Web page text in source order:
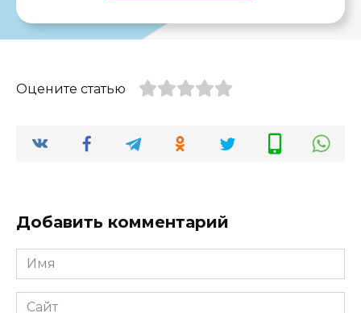
Оцените статью
Добавить комментарий
Имя
*
Сайт